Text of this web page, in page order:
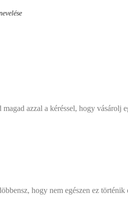
azzal a kéréssel, hogy vásárolj
hogy nem egészen ez történik